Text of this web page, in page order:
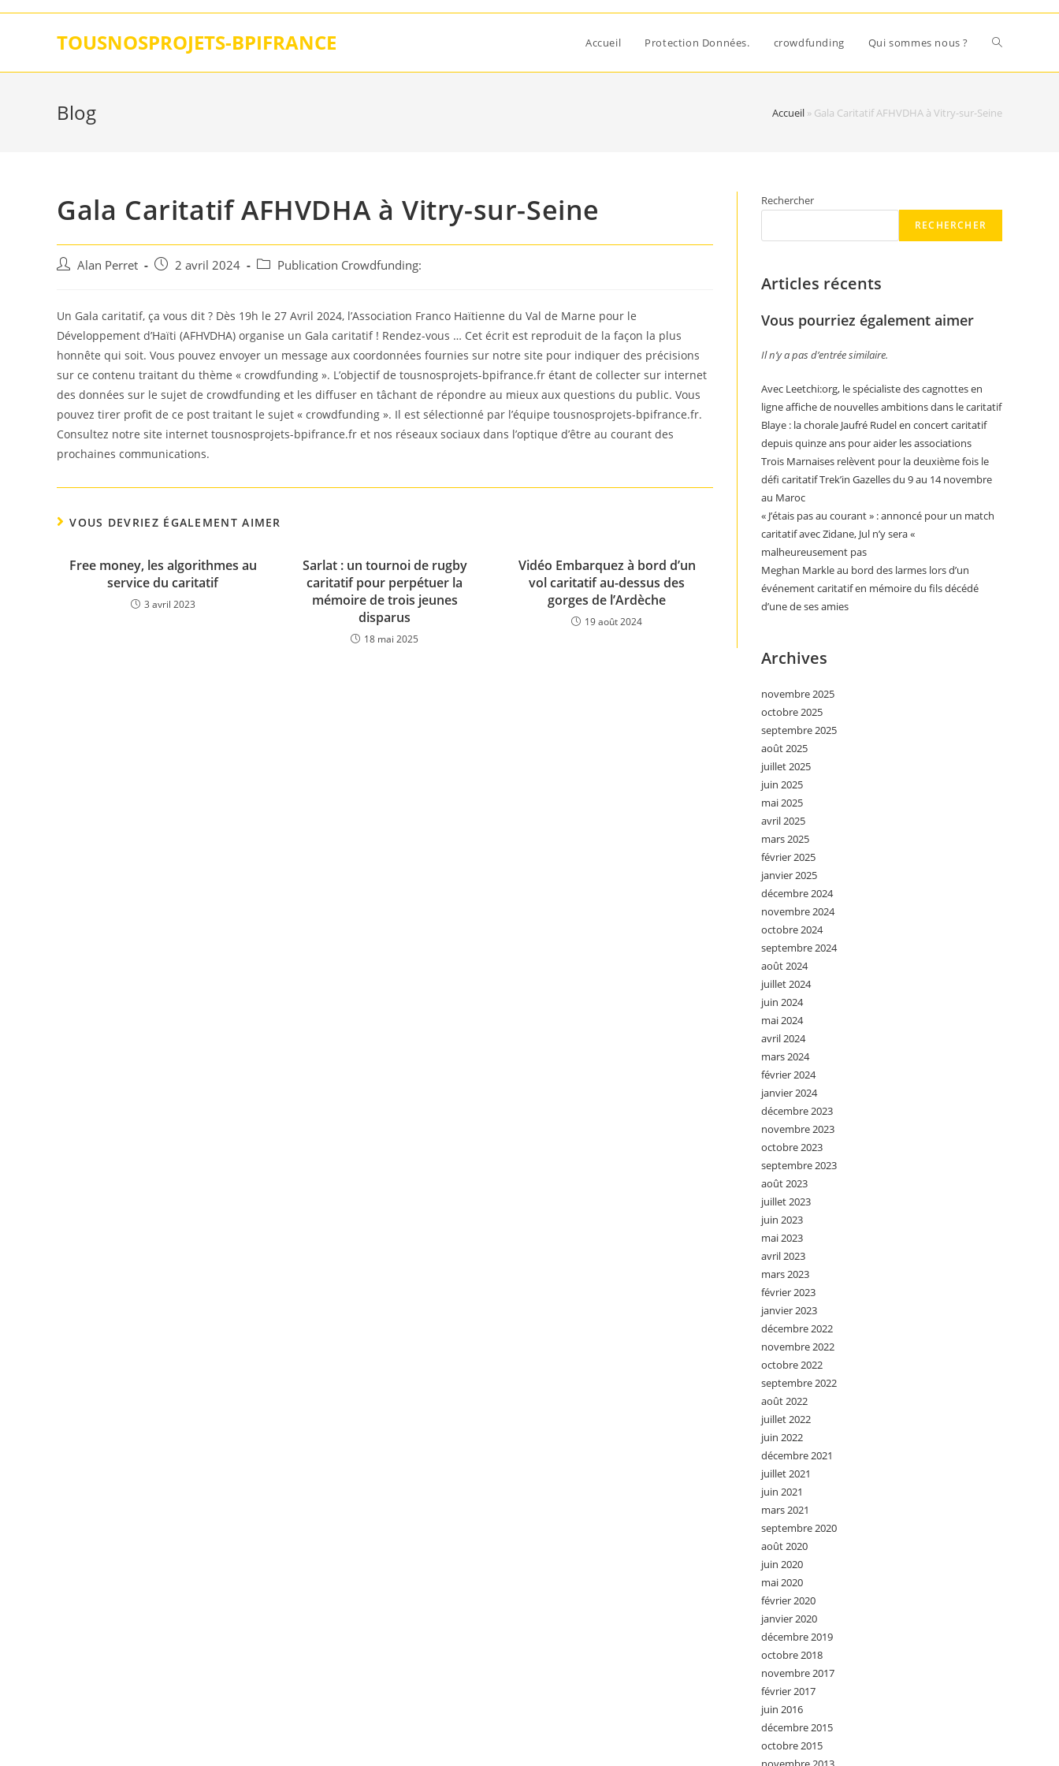
Skip
TOUSNOSPROJETS-BPIFRANCE Accueil Protection Données. crowdfunding Qui sommes nous ?
Blog Accueil » Gala Caritatif AFHVDHA à Vitry-sur-Seine
Gala Caritatif AFHVDHA à Vitry-sur-Seine
Auteur/autrice
publication :
Alan Perret
Post 2 avril 2024
Post Publication Crowdfunding:
Un Gala caritatif, ça vous dit ? Dès 19h le 27 Avril 2024, l’Association Franco Haïtienne du Val de Marne pour le
Développement d’Haïti (AFHVDHA) organise un Gala caritatif ! Rendez-vous … Cet écrit est reproduit de la façon la plus
honnête qui soit. Vous pouvez envoyer un message aux coordonnées fournies sur notre site pour indiquer des précisions
sur ce contenu traitant du thème « crowdfunding ». L’objectif de tousnosprojets-bpifrance.fr étant de collecter sur internet
des données sur le sujet de crowdfunding et les diffuser en tâchant de répondre au mieux aux questions du public. Vous
pouvez tirer profit de ce post traitant le sujet « crowdfunding ». Il est sélectionné par l’équipe tousnosprojets-bpifrance.fr.
Consultez notre site internet tousnosprojets-bpifrance.fr et nos réseaux sociaux dans l’optique d’être au courant des
prochaines communications.
VOUS DEVRIEZ ÉGALEMENT AIMER
Free money, les algorithmes au
service du caritatif
3 avril 2023
Sarlat : un tournoi de rugby
caritatif pour perpétuer la
mémoire de trois jeunes
disparus
18 mai 2025
Vidéo Embarquez à bord d’un
vol caritatif au-dessus des
gorges de l’Ardèche
19 août 2024
Rechercher
RECHERCHER
Articles récents
Vous pourriez également aimer
Il n’y a pas d’entrée similaire.
Avec Leetchi:org, le spécialiste des cagnottes en
ligne affiche de nouvelles ambitions dans le caritatif
Blaye : la chorale Jaufré Rudel en concert caritatif
depuis quinze ans pour aider les associations
Trois Marnaises relèvent pour la deuxième fois le
défi caritatif Trek’in Gazelles du 9 au 14 novembre
au Maroc
« J’étais pas au courant » : annoncé pour un match
caritatif avec Zidane, Jul n’y sera «
malheureusement pas
Meghan Markle au bord des larmes lors d’un
événement caritatif en mémoire du fils décédé
d’une de ses amies
Archives
novembre 2025
octobre 2025
septembre 2025
août 2025
juillet 2025
juin 2025
mai 2025
avril 2025
mars 2025
février 2025
janvier 2025
décembre 2024
novembre 2024
octobre 2024
septembre 2024
août 2024
juillet 2024
juin 2024
mai 2024
avril 2024
mars 2024
février 2024
janvier 2024
décembre 2023
novembre 2023
octobre 2023
septembre 2023
août 2023
juillet 2023
juin 2023
mai 2023
avril 2023
mars 2023
février 2023
janvier 2023
décembre 2022
novembre 2022
octobre 2022
septembre 2022
août 2022
juillet 2022
juin 2022
décembre 2021
juillet 2021
juin 2021
mars 2021
septembre 2020
août 2020
juin 2020
mai 2020
février 2020
janvier 2020
décembre 2019
octobre 2018
novembre 2017
février 2017
juin 2016
décembre 2015
octobre 2015